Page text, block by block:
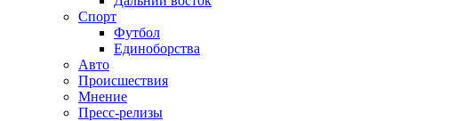
Спорт
Футбол
Единоборства
Авто
Происшествия
Мнение
Пресс-релизы